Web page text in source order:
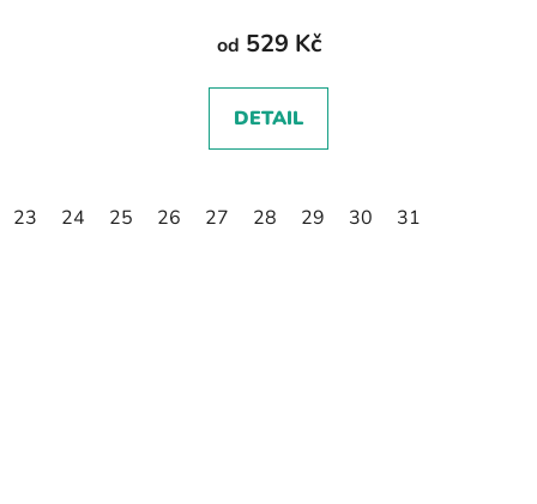
od 529 Kč
DETAIL
23 24 25 26 27 28 29 30 31